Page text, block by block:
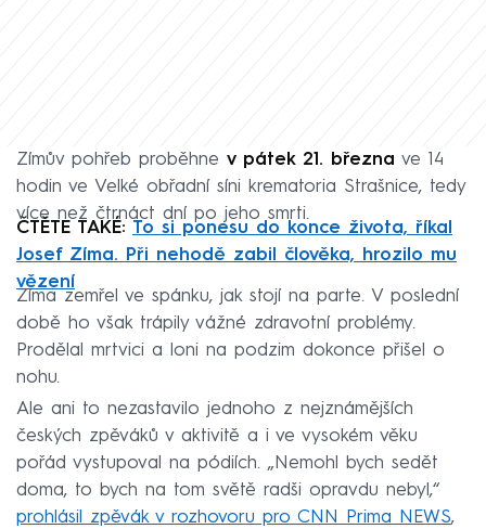
Zímův pohřeb proběhne v pátek 21. března ve 14
hodin ve Velké obřadní síni krematoria Strašnice, tedy
více než čtrnáct dní po jeho smrti.
ČTĚTE TAKÉ: To si ponesu do konce života, říkal
Josef Zíma. Při nehodě zabil člověka, hrozilo mu
vězení
Zíma zemřel ve spánku, jak stojí na parte. V poslední
době ho však trápily vážné zdravotní problémy.
Prodělal mrtvici a loni na podzim dokonce přišel o
nohu.
Ale ani to nezastavilo jednoho z nejznámějších
českých zpěváků v aktivitě a i ve vysokém věku
pořád vystupoval na pódiích. „Nemohl bych sedět
doma, to bych na tom světě radši opravdu nebyl,“
prohlásil zpěvák v rozhovoru pro CNN Prima NEWS,